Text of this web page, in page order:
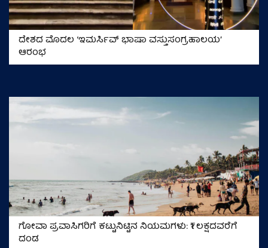
ದೇಶದ ಮೊದಲ ‘ಇಮರ್ಸಿವ್ ಭಾಷಾ ವಸ್ತುಸಂಗ್ರಹಾಲಯ’
ಆರಂಭ
ಗೋವಾ ಪ್ರವಾಸಿಗರಿಗೆ ಕಟ್ಟುನಿಟ್ಟಿನ ನಿಯಮಗಳು: ₹1 ಲಕ್ಷದವರೆಗೆ
ದಂಡ